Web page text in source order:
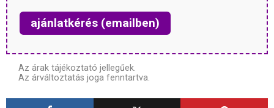
ajánlatkérés (emailben)
Az árak tájékoztató jellegűek.
Az árváltoztatás joga fenntartva.